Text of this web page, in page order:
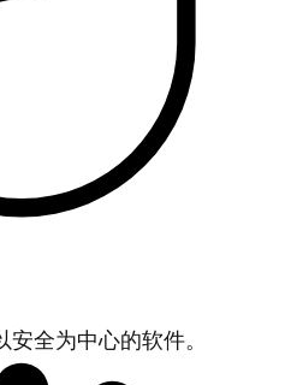
全为中心的软件。